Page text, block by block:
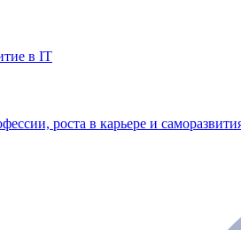
в IT
роста в карьере и